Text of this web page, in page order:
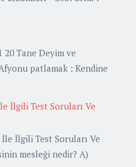
20 Tane Deyim ve
Afyonu patlamak : Kendine
İlgili Test Soruları Ve
İlgili Test Soruları Ve
mesleği nedir? A)